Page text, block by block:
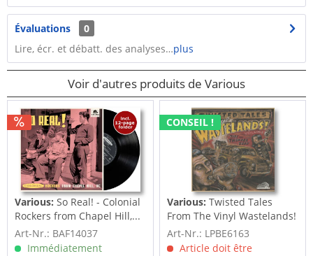
Évaluations
0
Lire, écr. et débatt. des analyses…plus
Voir d'autres produits de Various
Various: So Real! - Colonial
Rockers from Chapel Hill,...
Art-Nr.: BAF14037
Immédiatement
CONSEIL !
Various: Twisted Tales
From The Vinyl Wastelands!
Vol.5...
Art-Nr.: LPBE6163
Article doit être